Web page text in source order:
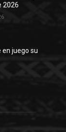
2026
juego su